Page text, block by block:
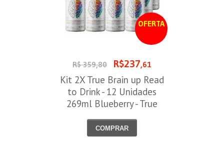
OFERTA
R$ 359,80 R$237,61
Kit 2X True Brain up Read
to Drink - 12 Unidades
269ml Blueberry - True
COMPRAR